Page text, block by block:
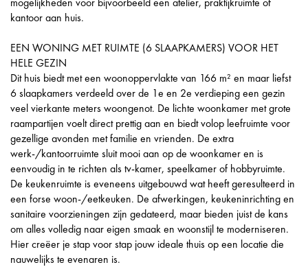
kantoor aan huis.
EEN WONING MET RUIMTE (6 SLAAPKAMERS) VOOR HET
HELE GEZIN
Dit huis biedt met een woonoppervlakte van 166 m² en maar liefst
6 slaapkamers verdeeld over de 1e en 2e verdieping een gezin
veel vierkante meters woongenot. De lichte woonkamer met grote
raampartijen voelt direct prettig aan en biedt volop leefruimte voor
gezellige avonden met familie en vrienden. De extra
werk-/kantoorruimte sluit mooi aan op de woonkamer en is
eenvoudig in te richten als tv-kamer, speelkamer of hobbyruimte.
De keukenruimte is eveneens uitgebouwd wat heeft geresulteerd in
een forse woon-/eetkeuken. De afwerkingen, keukeninrichting en
sanitaire voorzieningen zijn gedateerd, maar bieden juist de kans
om alles volledig naar eigen smaak en woonstijl te moderniseren.
Hier creëer je stap voor stap jouw ideale thuis op een locatie die
nauwelijks te evenaren is.